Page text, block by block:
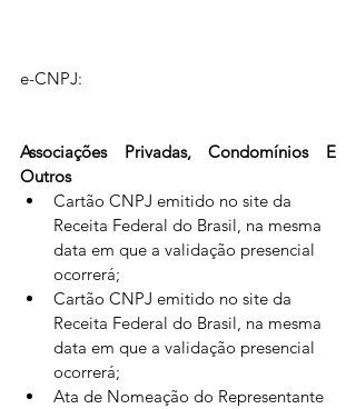
e-CNPJ:
Associações Privadas, Condomínios E
Outros
Cartão CNPJ emitido no site da
Receita Federal do Brasil, na mesma
data em que a validação presencial
ocorrerá;
Cartão CNPJ emitido no site da
Receita Federal do Brasil, na mesma
data em que a validação presencial
ocorrerá;
Ata de Nomeação do Representante